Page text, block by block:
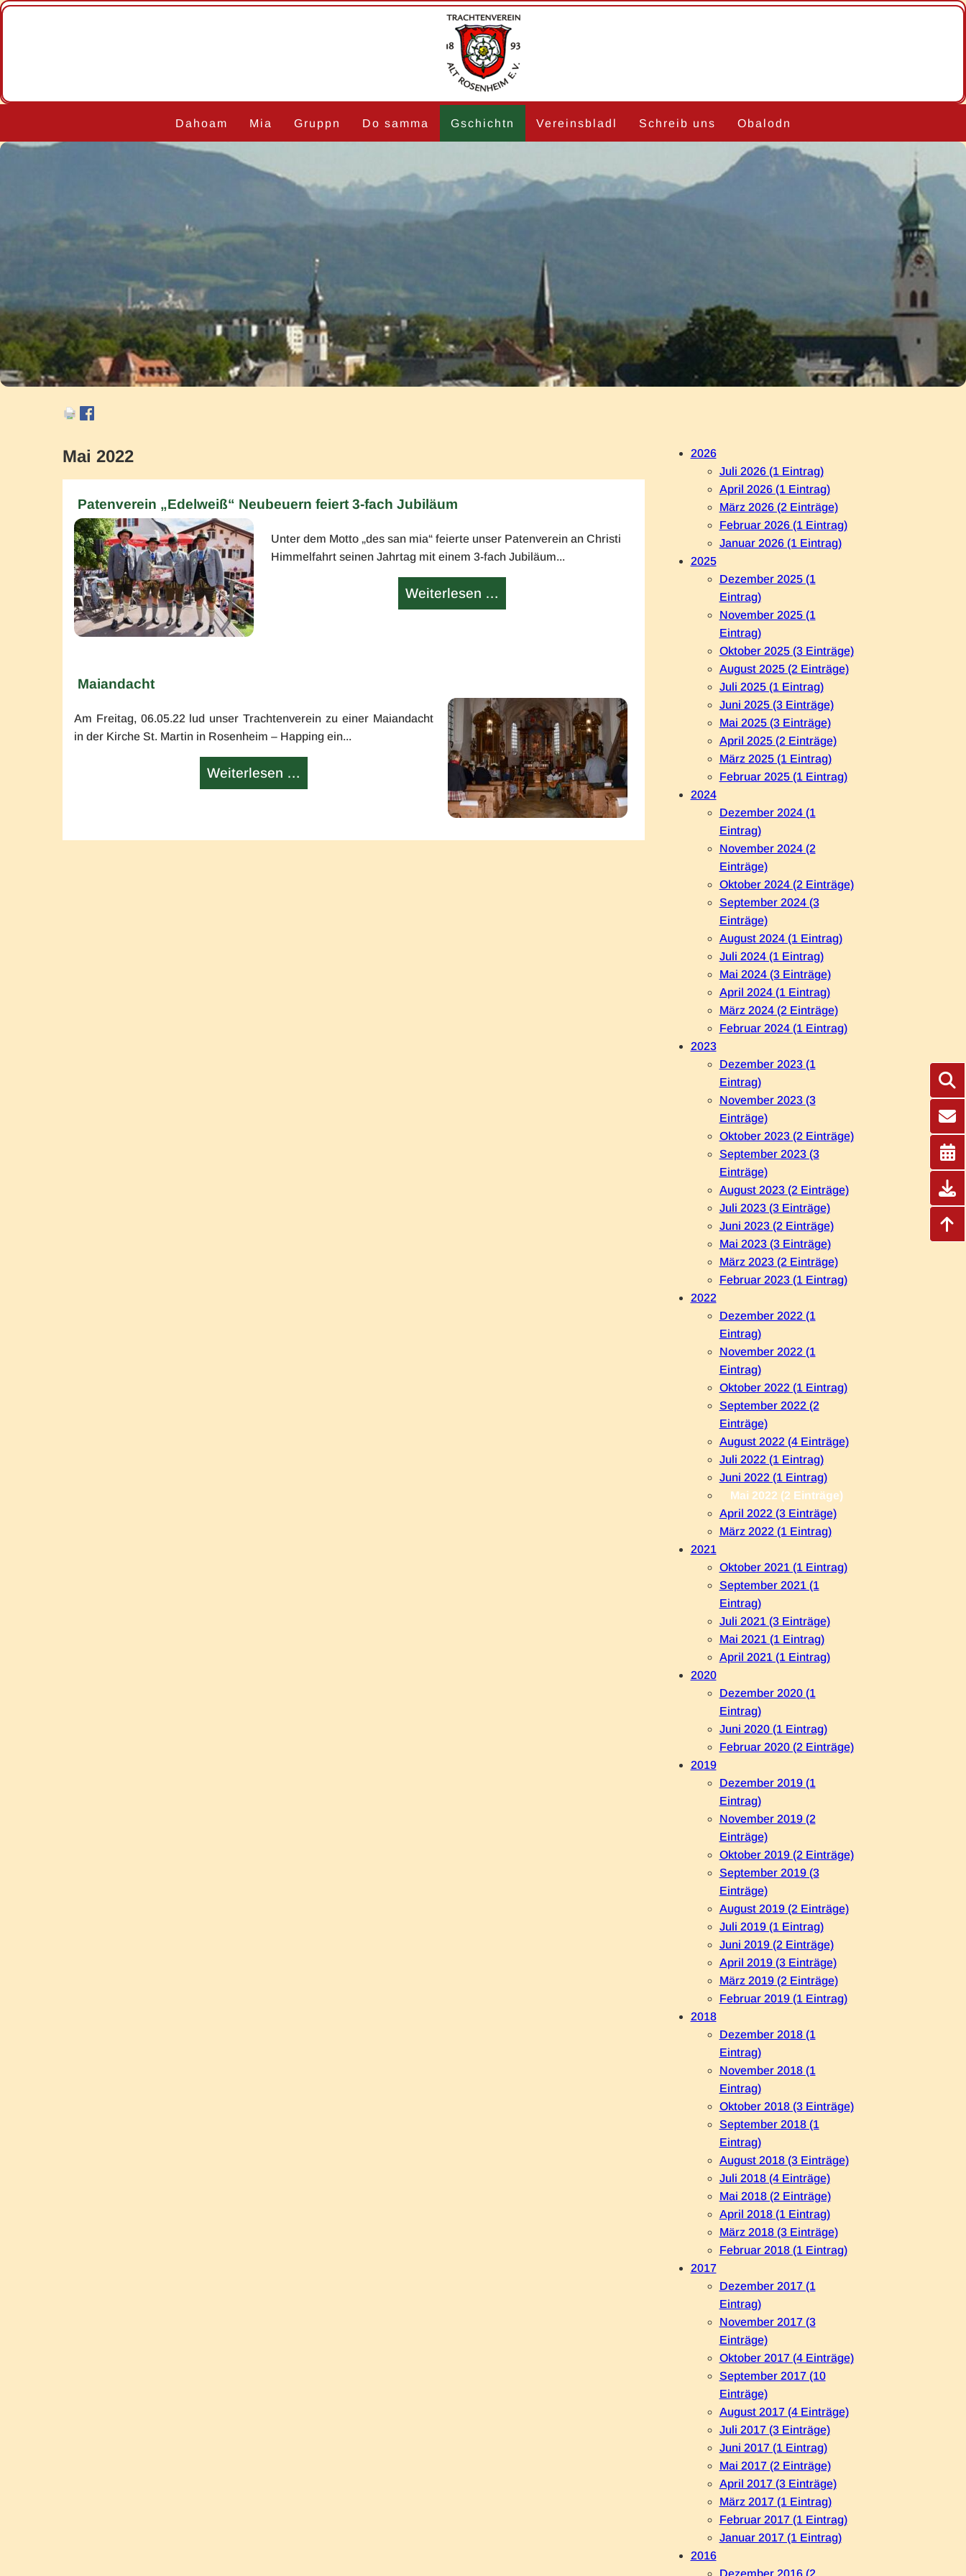
Dahoam Mia Gruppn Do samma Gschichtn Vereinsbladl Schreib uns Obalodn
Mai 2022
Patenverein „Edelweiß“ Neubeuern feiert 3-fach Jubiläum
Unter dem Motto „des san mia“ feierte unser Patenverein an Christi
Himmelfahrt seinen Jahrtag mit einem 3-fach Jubiläum...
Weiterlesen …
„Edelweiß“
Jubiläum
Maiandacht
Am Freitag, 06.05.22 lud unser Trachtenverein zu einer Maiandacht
in der Kirche St. Martin in Rosenheim – Happing ein...
Weiterlesen …
2026
Juli 2026 (1 Eintrag)
April 2026 (1 Eintrag)
März 2026 (2 Einträge)
Februar 2026 (1 Eintrag)
Januar 2026 (1 Eintrag)
2025
Dezember 2025 (1
Eintrag)
November 2025 (1
Eintrag)
Oktober 2025 (3 Einträge)
August 2025 (2 Einträge)
Juli 2025 (1 Eintrag)
Juni 2025 (3 Einträge)
Mai 2025 (3 Einträge)
April 2025 (2 Einträge)
März 2025 (1 Eintrag)
Februar 2025 (1 Eintrag)
2024
Dezember 2024 (1
Eintrag)
November 2024 (2
Einträge)
Oktober 2024 (2 Einträge)
September 2024 (3
Einträge)
August 2024 (1 Eintrag)
Juli 2024 (1 Eintrag)
Mai 2024 (3 Einträge)
April 2024 (1 Eintrag)
März 2024 (2 Einträge)
Februar 2024 (1 Eintrag)
2023
Dezember 2023 (1
Eintrag)
November 2023 (3
Einträge)
Oktober 2023 (2 Einträge)
September 2023 (3
Einträge)
August 2023 (2 Einträge)
Juli 2023 (3 Einträge)
Juni 2023 (2 Einträge)
Mai 2023 (3 Einträge)
März 2023 (2 Einträge)
Februar 2023 (1 Eintrag)
2022
Dezember 2022 (1
Eintrag)
November 2022 (1
Eintrag)
Oktober 2022 (1 Eintrag)
September 2022 (2
Einträge)
August 2022 (4 Einträge)
Juli 2022 (1 Eintrag)
Juni 2022 (1 Eintrag)
Mai 2022 (2 Einträge)
April 2022 (3 Einträge)
März 2022 (1 Eintrag)
2021
Oktober 2021 (1 Eintrag)
September 2021 (1
Eintrag)
Juli 2021 (3 Einträge)
Mai 2021 (1 Eintrag)
April 2021 (1 Eintrag)
2020
Dezember 2020 (1
Eintrag)
Juni 2020 (1 Eintrag)
Februar 2020 (2 Einträge)
2019
Dezember 2019 (1
Eintrag)
November 2019 (2
Einträge)
Oktober 2019 (2 Einträge)
September 2019 (3
Einträge)
August 2019 (2 Einträge)
Juli 2019 (1 Eintrag)
Juni 2019 (2 Einträge)
April 2019 (3 Einträge)
März 2019 (2 Einträge)
Februar 2019 (1 Eintrag)
2018
Dezember 2018 (1
Eintrag)
November 2018 (1
Eintrag)
Oktober 2018 (3 Einträge)
September 2018 (1
Eintrag)
August 2018 (3 Einträge)
Juli 2018 (4 Einträge)
Mai 2018 (2 Einträge)
April 2018 (1 Eintrag)
März 2018 (3 Einträge)
Februar 2018 (1 Eintrag)
2017
Dezember 2017 (1
Eintrag)
November 2017 (3
Einträge)
Oktober 2017 (4 Einträge)
September 2017 (10
Einträge)
August 2017 (4 Einträge)
Juli 2017 (3 Einträge)
Juni 2017 (1 Eintrag)
Mai 2017 (2 Einträge)
April 2017 (3 Einträge)
März 2017 (1 Eintrag)
Februar 2017 (1 Eintrag)
Januar 2017 (1 Eintrag)
2016
Dezember 2016 (2